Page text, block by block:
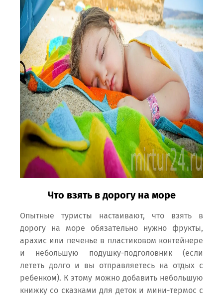
Что взять в дорогу на море
Опытные туристы настаивают, что взять в
дорогу на море обязательно нужно фрукты,
арахис или печенье в пластиковом контейнере
и небольшую подушку-подголовник (если
лететь долго и вы отправляетесь на отдых с
ребенком). К этому можно добавить небольшую
книжку со сказками для деток и мини-термос с